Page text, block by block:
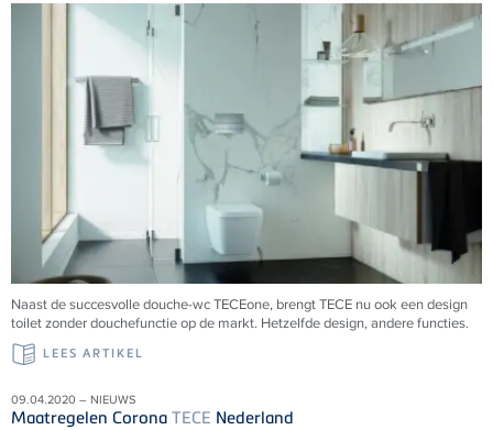
Naast de succesvolle douche-wc TECEone, brengt TECE nu ook een design
toilet zonder douchefunctie op de markt. Hetzelfde design, andere functies.
LEES ARTIKEL
09.04.2020 – NIEUWS
Maatregelen Corona TECE Nederland